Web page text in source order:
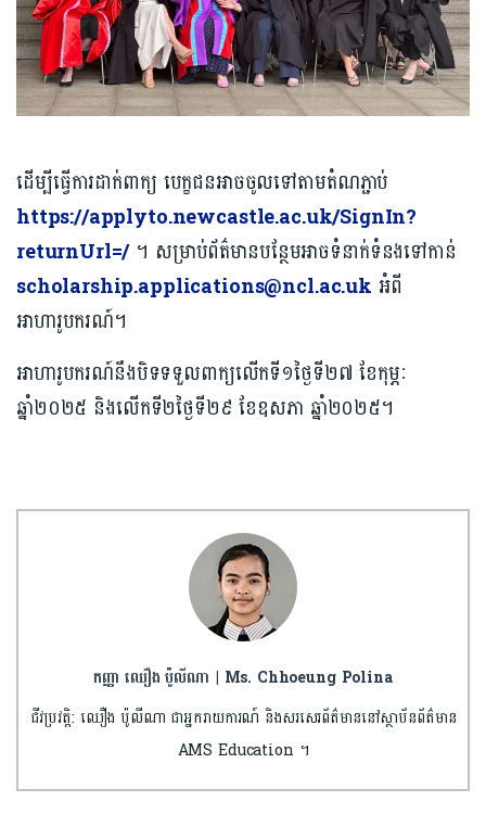
ដើម្បីធ្វើការដាក់ពាក្យ បេក្ខជនអាចចូលទៅតាមតំណភ្ជាប់
https://applyto.newcastle.ac.uk/SignIn?
returnUrl=/។ សម្រាប់ព័ត៌មានបន្ថែមអាចទំនាក់ទំនងទៅកាន់
scholarship.applications@ncl.ac.uk អំពី
អាហារូបករណ៍។
អាហារូបករណ៍នឹងបិទទទួលពាក្យលើកទី១ថ្ងៃទី២៧ ខែកុម្ភៈ
ឆ្នាំ២០២៥ និងលើកទី២ថ្ងៃទី២៩ ខែឧសភា ឆ្នាំ២០២៥។
កញ្ញា ឈឿង ប៉ូលីណា | Ms. Chhoeung Polina
ជីវប្រវត្តិ: ឈឿង ប៉ូលីណា ជាអ្នករាយការណ៍ និងសរសេរព័ត៌មាននៅស្ថាប័នព័ត៌មាន
AMS Education ។